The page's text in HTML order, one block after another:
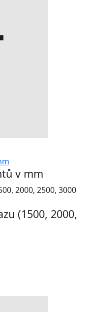
v mm
(1500, 2000,